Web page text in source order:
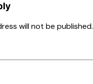
will not be published.